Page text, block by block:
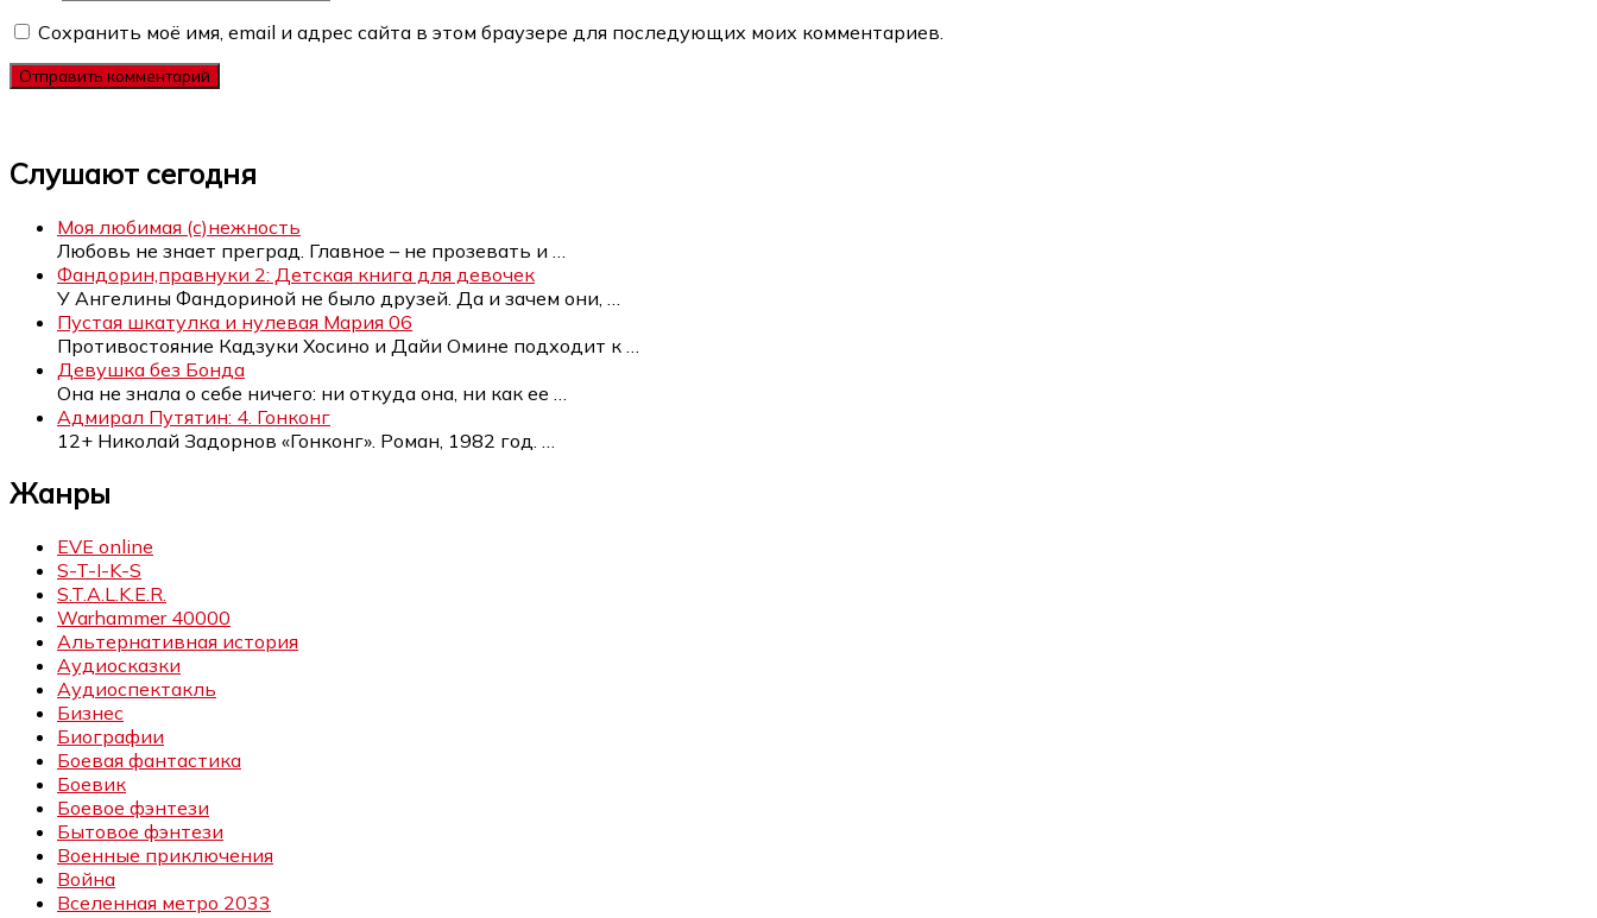
Сохранить моё имя, email и адрес сайта в этом браузере для последующих моих комментариев.
Слушают сегодня
Моя любимая (с)нежность
Любовь не знает преград. Главное – не прозевать и
Фандорин,правнуки 2: Детская книга для девочек
У Ангелины Фандориной не было друзей. Да и зачем они,
Пустая шкатулка и нулевая Мария 06
Противостояние Кадзуки Хосино и Дайи Омине подходит к
Девушка без Бонда
Она не знала о себе ничего: ни откуда она, ни как ее
Адмирал Путятин: 4. Гонконг
12+ Николай Задорнов «Гонконг». Роман, 1982 год.
Жанры
EVE online
S-T-I-K-S
S.T.A.L.K.E.R.
Warhammer 40000
Альтернативная история
Аудиосказки
Аудиоспектакль
Бизнес
Биографии
Боевая фантастика
Боевик
Боевое фэнтези
Бытовое фэнтези
Военные приключения
Война
Вселенная метро 2033